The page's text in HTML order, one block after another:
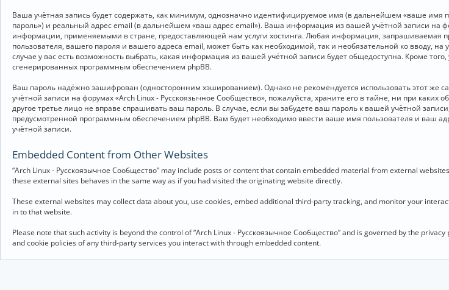
Ваша учётная запись будет содержать, как минимум, однозначно идентифицируемое имя (в дальнейшем «ваше имя
пароль») и реальный адрес email (в дальнейшем «ваш адрес email»). Ваша информация из вашей учётной записи на
информации, применяемыми в стране, предоставляющей нам услуги хостинга. Любая информация, запрашиваемая
пользователя, вашего пароля и вашего адреса email, может быть как необходимой, так и необязательной ко вводу,
случае у вас есть возможность выбрать, какая информация из вашей учётной записи будет общедоступна. Кроме
сгенерированных программным обеспечением phpBB.
Ваш пароль надёжно зашифрован (односторонним хэшированием). Однако не рекомендуется использовать этот же
учётной записи на форумах «Arch Linux - Русскоязычное Сообщество», пожалуйста, храните его в тайне, ни при каких
другое третье лицо не вправе спрашивать ваш пароль. В случае, если вы забудете ваш пароль к вашей учётной
предусмотренной программным обеспечением phpBB. Вам будет необходимо ввести ваше имя пользователя и ваш
учётной записи.
Embedded Content from Other Websites
“Arch Linux - Русскоязычное Сообщество” may include posts or content that contain embedded material from external
these external sites behaves in the same way as if you had visited the originating website directly.
These external websites may collect data about you, use cookies, embed additional third-party tracking, and monitor your
in to that website.
Please note that such activity is beyond the control of “Arch Linux - Русскоязычное Сообщество” and is governed by the
and cookie policies of any third-party services you interact with through embedded content.